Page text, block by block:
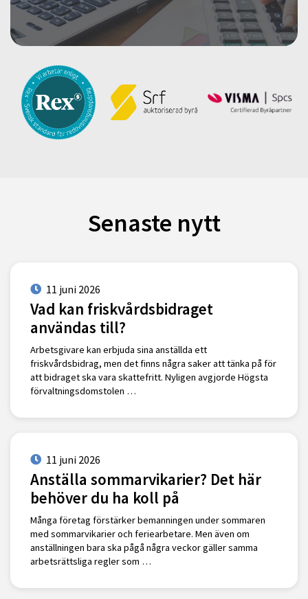
Senaste nytt
11 juni 2026
Vad kan friskvårdsbidraget
användas till?
Arbetsgivare kan erbjuda sina anställda ett
friskvårdsbidrag, men det finns några saker att tänka på för
att bidraget ska vara skattefritt. Nyligen avgjorde Högsta
förvaltningsdomstolen …
11 juni 2026
Anställa sommarvikarier? Det här
behöver du ha koll på
Många företag förstärker bemanningen under sommaren
med sommarvikarier och feriearbetare. Men även om
anställningen bara ska pågå några veckor gäller samma
arbetsrättsliga regler som …